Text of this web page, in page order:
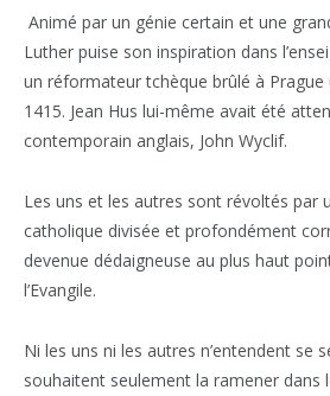
Animé par un génie certain et une
Luther puise son inspiration dans
un réformateur tchèque brûlé à Prague
1415. Jean Hus lui-même avait été
contemporain anglais, John Wyclif.
Les uns et les autres sont révoltés par
catholique divisée et profondément
devenue dédaigneuse au plus haut
l’Evangile.
Ni les uns ni les autres n’entendent se
souhaitent seulement la ramener dans